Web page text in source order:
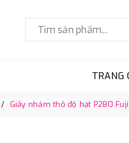
TRANG
Giấy nhám thô độ hạt P280